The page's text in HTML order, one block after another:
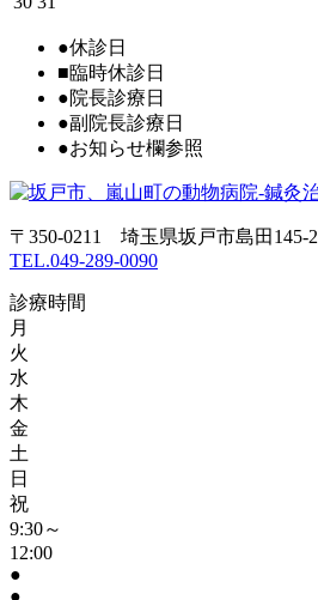
●休診日
■臨時休診日
●院長診療日
●副院長診療日
●お知らせ欄参照
〒350-0211 埼玉県坂戸市島田145-2
TEL.049-289-0090
診療時間
月
火
水
木
金
土
日
祝
9:30～
12:00
●
●